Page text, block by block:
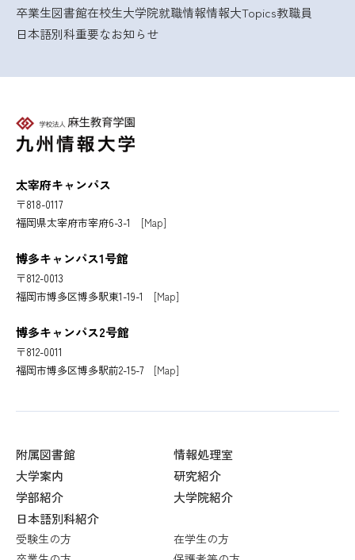
卒業生図書館在校生大学院就職情報情報大Topics教職員
日本語別科重要なお知らせ
太宰府キャンパス
〒818-0117
福岡県太宰府市宰府6-3-1 [Map]
博多キャンパス1号館
〒812-0013
福岡市博多区博多駅東1-19-1 [Map]
博多キャンパス2号館
〒812-0011
福岡市博多区博多駅前2-15-7 [Map]
附属図書館
情報処理室
大学案内
研究紹介
学部紹介
大学院紹介
日本語別科紹介
受験生の方
在学生の方